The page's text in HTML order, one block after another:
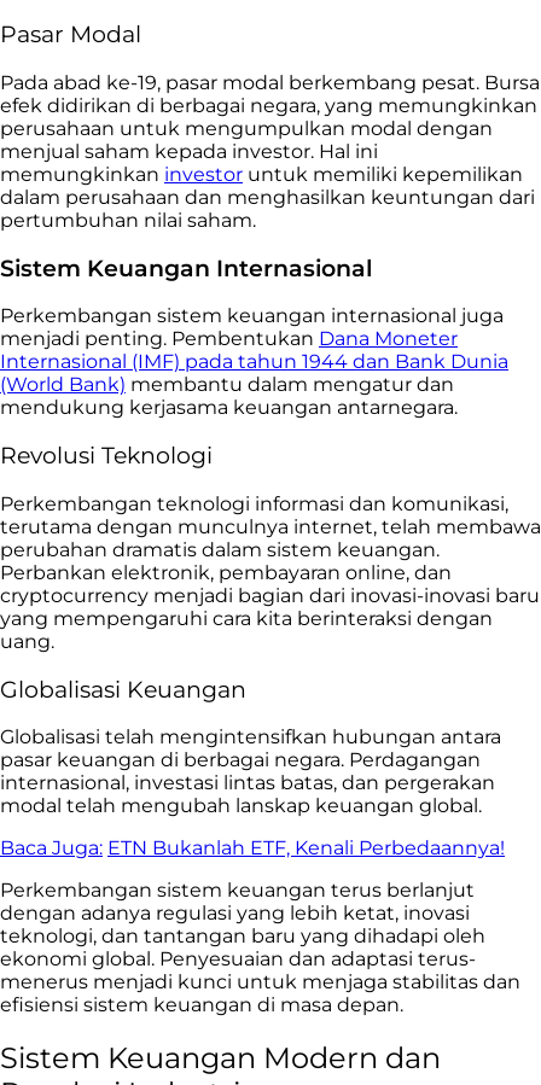
Pasar Modal
Pada abad ke-19, pasar modal berkembang pesat. Bursa
efek didirikan di berbagai negara, yang memungkinkan
perusahaan untuk mengumpulkan modal dengan
menjual saham kepada investor. Hal ini
memungkinkan investor untuk memiliki kepemilikan
dalam perusahaan dan menghasilkan keuntungan dari
pertumbuhan nilai saham.
Sistem Keuangan Internasional
Perkembangan sistem keuangan internasional juga
menjadi penting. Pembentukan Dana Moneter
Internasional (IMF) pada tahun 1944 dan Bank Dunia
(World Bank) membantu dalam mengatur dan
mendukung kerjasama keuangan antarnegara.
Revolusi Teknologi
Perkembangan teknologi informasi dan komunikasi,
terutama dengan munculnya internet, telah membawa
perubahan dramatis dalam sistem keuangan.
Perbankan elektronik, pembayaran online, dan
cryptocurrency menjadi bagian dari inovasi-inovasi baru
yang mempengaruhi cara kita berinteraksi dengan
uang.
Globalisasi Keuangan
Globalisasi telah mengintensifkan hubungan antara
pasar keuangan di berbagai negara. Perdagangan
internasional, investasi lintas batas, dan pergerakan
modal telah mengubah lanskap keuangan global.
Baca Juga: ETN Bukanlah ETF, Kenali Perbedaannya!
Perkembangan sistem keuangan terus berlanjut
dengan adanya regulasi yang lebih ketat, inovasi
teknologi, dan tantangan baru yang dihadapi oleh
ekonomi global. Penyesuaian dan adaptasi terus-
menerus menjadi kunci untuk menjaga stabilitas dan
efisiensi sistem keuangan di masa depan.
Sistem Keuangan Modern dan